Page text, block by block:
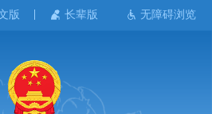
版 长辈版 无障碍浏览